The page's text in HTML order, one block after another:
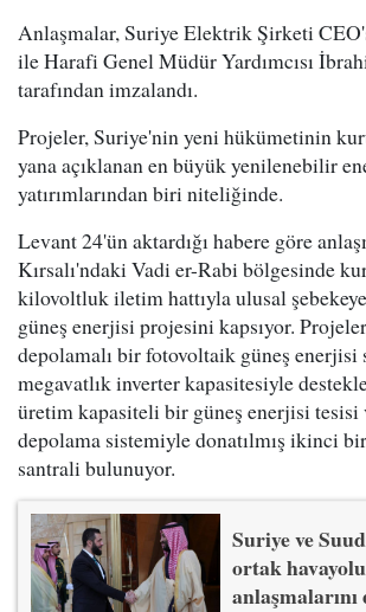
Anlaşmalar, Suriye Elektrik Şirketi
ile Harafi Genel Müdür Yardımcısı
tarafından imzalandı.
Projeler, Suriye'nin yeni hükümetinin
yana açıklanan en büyük yenilenebilir
yatırımlarından biri niteliğinde.
Levant 24'ün aktardığı habere göre
Kırsalı'ndaki Vadi er-Rabi bölgesinde
kilovoltluk iletim hattıyla ulusal
güneş enerjisi projesini kapsıyor.
depolamalı bir fotovoltaik güneş enerjisi
megavatlık inverter kapasitesiyle
üretim kapasiteli bir güneş enerjisi tesisi
depolama sistemiyle donatılmış ikinci
santrali bulunuyor.
Suriye ve
ortak